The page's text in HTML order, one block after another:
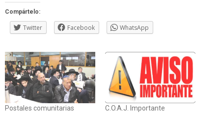
Compártelo:
Twitter Facebook WhatsApp
Postales comunitarias
C.O.A.J. Importante